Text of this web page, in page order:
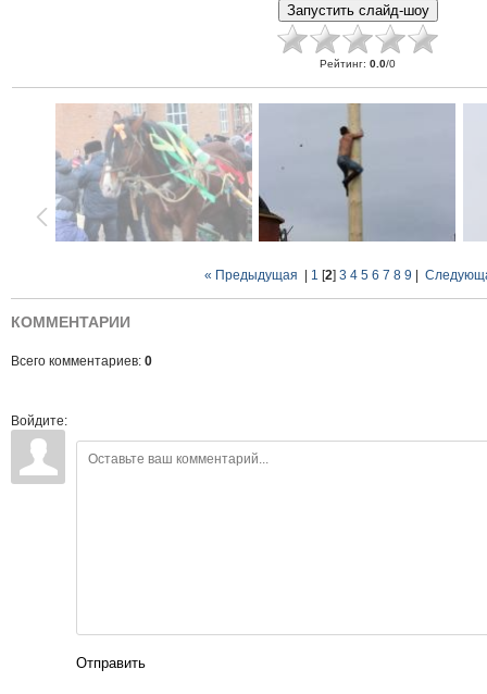
Рейтинг: 0.0/0
« Предыдущая 1 [2] 3 4 5 6 7 8 9
КОММЕНТАРИИ
Всего комментариев: 0
Войдите:
Отправить